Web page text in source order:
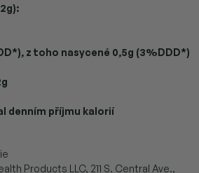
z toho nasycené 0,5g (3%DDD*)
denním příjmu kalorií
Products LLC, 211 S. Central Ave.,